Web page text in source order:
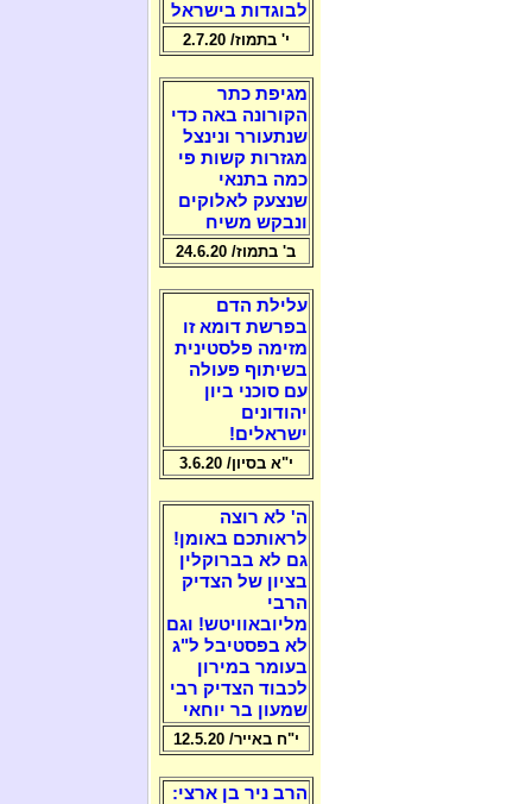
לבוגדות בישראל
י' בתמוז/ 2.7.20
מגיפת כתר
הקורונה באה כדי
שנתעורר ונינצל
מגזרות קשות פי
כמה בתנאי
שנצעק לאלוקים
ונבקש משיח
ב' בתמוז/ 24.6.20
עלילת הדם
בפרשת דומא זו
מזימה פלסטינית
בשיתוף פעולה
עם סוכני ביון
יהודונים
ישראלים!
י"א בסיון/ 3.6.20
ה' לא רוצה
לראותכם באומן!
גם לא בברוקלין
בציון של הצדיק
הרבי
מליובאוויטש! וגם
לא בפסטיבל ל"ג
בעומר במירון
לכבוד הצדיק רבי
שמעון בר יוחאי
י"ח באייר/ 12.5.20
הרב ניר בן ארצי: